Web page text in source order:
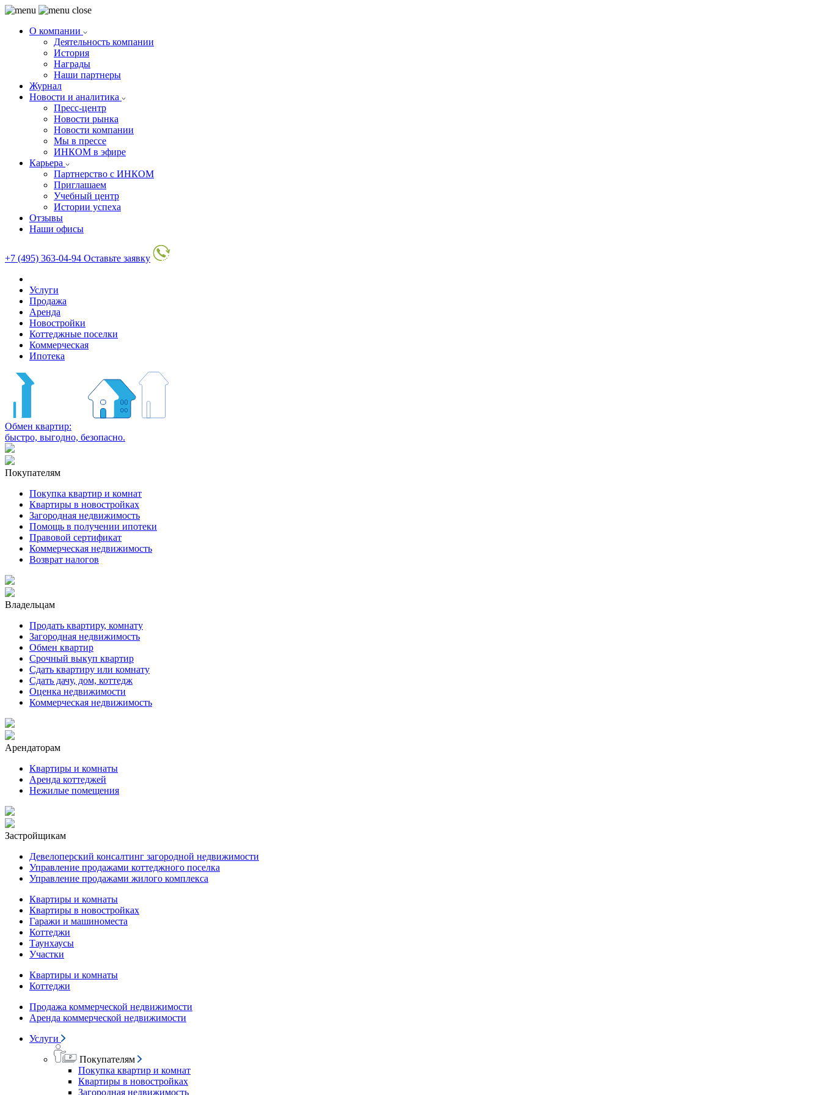
О компании
Деятельность компании
История
Награды
Наши партнеры
Журнал
Новости и аналитика
Пресс-центр
Новости рынка
Новости компании
Мы в прессе
ИНКОМ в эфире
Карьера
Партнерство с ИНКОМ
Приглашаем
Учебный центр
Истории успеха
Отзывы
Наши офисы
+7 (495) 363-04-94 Оставьте заявку
Услуги
Продажа
Аренда
Новостройки
Коттеджные поселки
Коммерческая
Ипотека
Обмен квартир:
быстро, выгодно, безопасно.
Покупателям
Покупка квартир и комнат
Квартиры в новостройках
Загородная недвижимость
Помощь в получении ипотеки
Правовой сертификат
Коммерческая недвижимость
Возврат налогов
Владельцам
Продать квартиру, комнату
Загородная недвижимость
Обмен квартир
Срочный выкуп квартир
Сдать квартиру или комнату
Сдать дачу, дом, коттедж
Оценка недвижимости
Коммерческая недвижимость
Арендаторам
Квартиры и комнаты
Аренда коттеджей
Нежилые помещения
Застройщикам
Девелоперский консалтинг загородной недвижимости
Управление продажами коттеджного поселка
Управление продажами жилого комплекса
Квартиры и комнаты
Квартиры в новостройках
Гаражи и машиноместа
Коттеджи
Таунхаусы
Участки
Квартиры и комнаты
Коттеджи
Продажа коммерческой недвижимости
Аренда коммерческой недвижимости
Услуги
Покупателям
Покупка квартир и комнат
Квартиры в новостройках
Загородная недвижимость